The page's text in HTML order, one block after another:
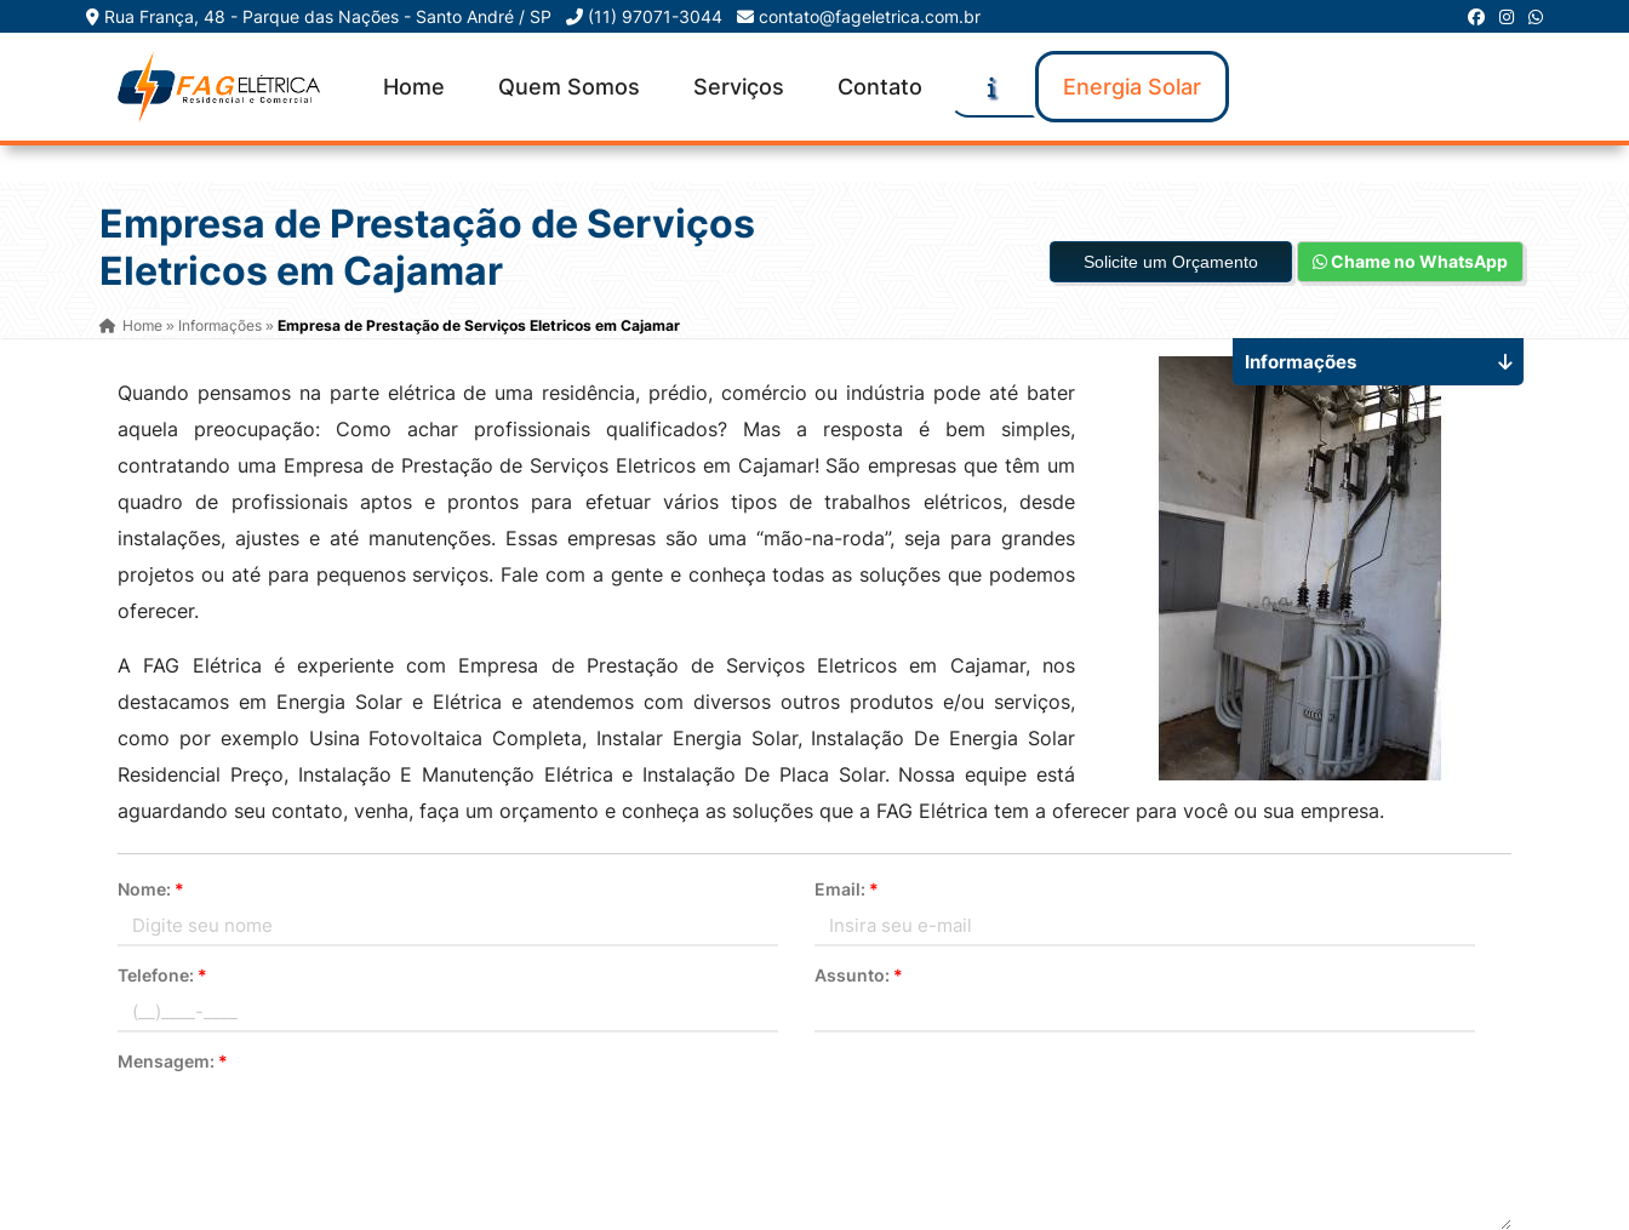
Rua França, 48 - Parque das Nações - Santo André / SP (11) 97071-3044 contato@fageletrica.com.br
Home Quem Somos Serviços Contato Energia Solar
Empresa de Prestação de Serviços
Eletricos em Cajamar
Home » Informações » Empresa de Prestação de Serviços Eletricos em Cajamar
Solicite um Orçamento Chame no WhatsApp
Quando pensamos na parte elétrica de uma residência, prédio, comércio ou indústria pode até bater
aquela preocupação: Como achar profissionais qualificados? Mas a resposta é bem simples,
contratando uma Empresa de Prestação de Serviços Eletricos em Cajamar! São empresas que têm um
quadro de profissionais aptos e prontos para efetuar vários tipos de trabalhos elétricos, desde
instalações, ajustes e até manutenções. Essas empresas são uma “mão-na-roda”, seja para grandes
projetos ou até para pequenos serviços. Fale com a gente e conheça todas as soluções que podemos
oferecer.
A FAG Elétrica é experiente com Empresa de Prestação de Serviços Eletricos em Cajamar, nos
destacamos em Energia Solar e Elétrica e atendemos com diversos outros produtos e/ou serviços,
como por exemplo Usina Fotovoltaica Completa, Instalar Energia Solar, Instalação De Energia Solar
Residencial Preço, Instalação E Manutenção Elétrica e Instalação De Placa Solar. Nossa equipe está
aguardando seu contato, venha, faça um orçamento e conheça as soluções que a FAG Elétrica tem a oferecer para você ou sua empresa.
Nome: * Email: *
Telefone: * Assunto: *
Mensagem: *
Informações